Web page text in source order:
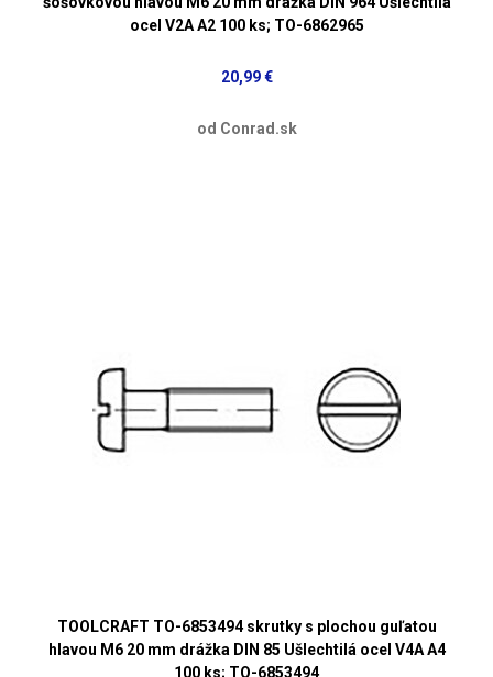
ocel V2A A2 100 ks; TO-6862965
20,99 €
od Conrad.sk
TOOLCRAFT TO-6853494 skrutky s plochou guľatou
hlavou M6 20 mm drážka DIN 85 Ušlechtilá ocel V4A A4
100 ks; TO-6853494